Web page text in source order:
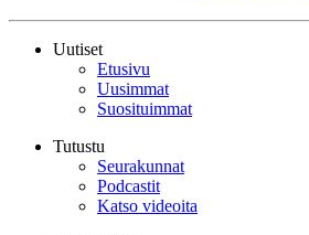
Uutiset
Etusivu
Uusimmat
Suosituimmat
Tutustu
Seurakunnat
Podcastit
Katso videoita